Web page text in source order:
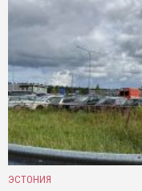
ЭСТОНИЯ